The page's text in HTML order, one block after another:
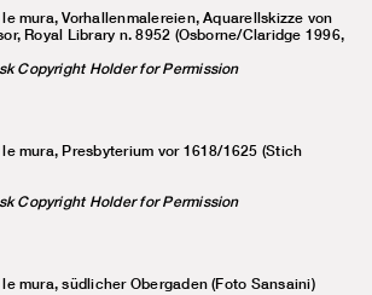
mura, Vorhallenmalereien, Aquarellskizze von
Royal Library n. 8952 (Osborne/Claridge 1996,
Copyright Holder for Permission
mura, Presbyterium vor 1618/1625 (Stich
Copyright Holder for Permission
mura, südlicher Obergaden (Foto Sansaini)